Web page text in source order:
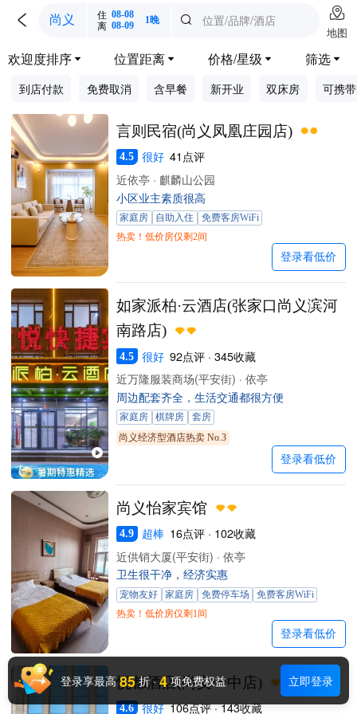
 尚义 住 08-08
离 08-09 1晚  位置/品牌/酒店 
地图
欢迎度排序 位置距离  价格/星级  筛选 
到店付款 免费取消 含早餐 新开业 双床房 可携
言则民宿(尚义凤凰庄园店)
4.5 很好 41点评
近依亭 · 麒麟山公园
小区业主素质很高
家庭房 自助入住
免费客房WiFi
热卖！低价房仅剩2间
登录看低价
如家派柏·云酒店(张家口尚义滨河
南路店)
4.5 很好 92点评 · 345收藏
近万隆服装商场(平安街) · 依亭
周边配套齐全，生活交通都很方便
家庭房 棋牌房
套房
尚义经济型酒店热卖 No.3
登录看低价
尚义怡家宾馆
4.9 超棒 16点评 · 102收藏
近供销大厦(平安街) · 依亭
卫生很干净，经济实惠
宠物友好 家庭房 免费停车场
免费客房WiFi
热卖！低价房仅剩1间
登录看低价
悦都酒店(尚义一中店)
4.6 很好 106点评 · 143收藏
登录享最高 85 折 · 4 项免费权益 立即登录